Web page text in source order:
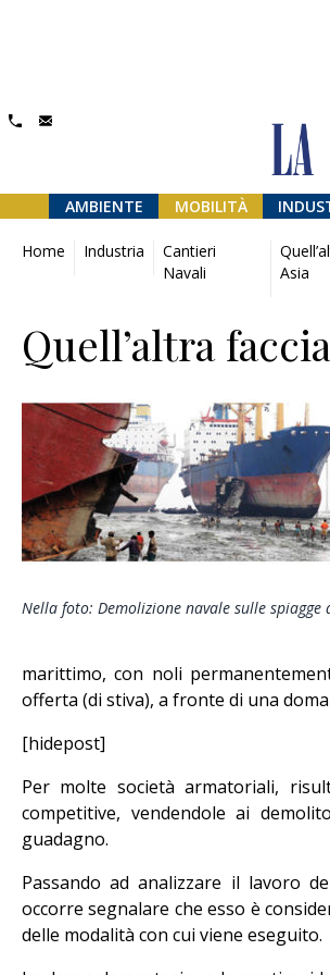
AMBIENTE MOBILITÀ
Home Industria
Cantieri
Navali
Asia
Quell’altra
Nella foto: Demolizione navale sulle spiagge
marittimo, con noli
offerta (di stiva), a fronte di una
[hidepost]
Per molte società armatoriali,
competitive, vendendole ai
guadagno.
Passando ad analizzare il lavoro
occorre segnalare che esso è
delle modalità con cui viene eseguito.